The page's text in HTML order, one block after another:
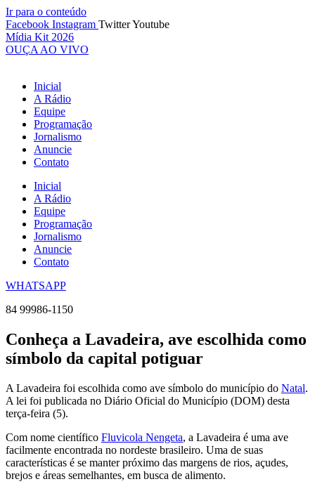
Ir para o conteúdo
Facebook Instagram TwitterYoutube
Mídia Kit 2026
OUÇA AO VIVO
Inicial
A Rádio
Equipe
Programação
Jornalismo
Anuncie
Contato
Inicial
A Rádio
Equipe
Programação
Jornalismo
Anuncie
Contato
WHATSAPP
84 99986-1150
Conheça a Lavadeira, ave escolhida como
símbolo da capital potiguar
A Lavadeira foi escolhida como ave símbolo do município do Natal.
A lei foi publicada no Diário Oficial do Município (DOM) desta
terça-feira (5).
Com nome científico Fluvicola Nengeta, a Lavadeira é uma ave
facilmente encontrada no nordeste brasileiro. Uma de suas
características é se manter próximo das margens de rios, açudes,
brejos e áreas semelhantes, em busca de alimento.